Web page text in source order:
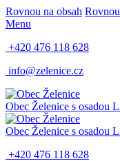
Rovnou na obsah
Menu
+420 476 118 628
info@zelenice.cz
Obec Želenice s osadou
Obec Želenice s osadou
+420 476 118 628